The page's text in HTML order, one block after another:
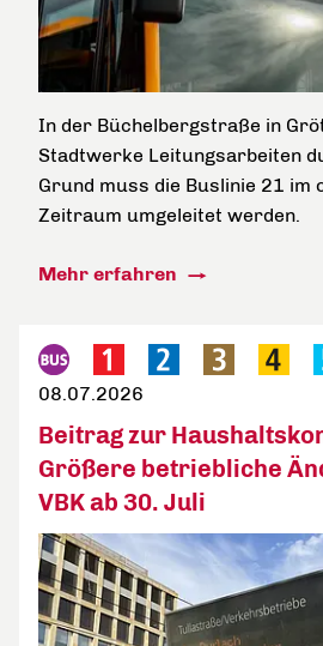
In der Büchelbergstraße in
Stadtwerke Leitungsarbeiten
Grund muss die Buslinie 21 im
Zeitraum umgeleitet werden.
Mehr erfahren
08.07.2026
Beitrag zur
Größere betriebliche
VBK ab 30. Juli